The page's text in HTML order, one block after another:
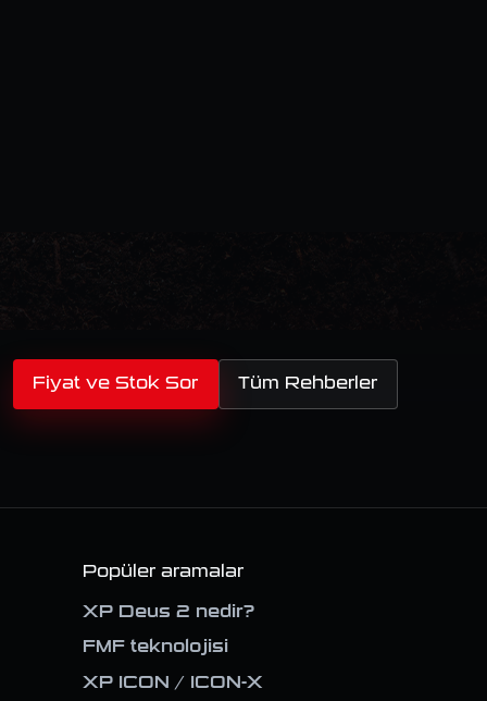
Fiyat ve Stok Sor Tüm Rehberler
Popüler aramalar
XP Deus 2 nedir?
FMF teknolojisi
XP ICON / ICON-X